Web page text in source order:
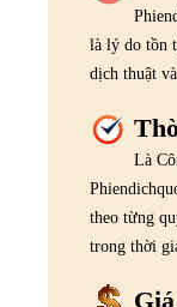
là lý do tồn
dịch thuật
Là
theo từng
trong thời